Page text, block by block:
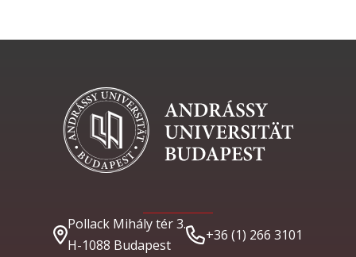
Pollack Mihály tér 3.
H-1088 Budapest
+36 (1) 266 3101